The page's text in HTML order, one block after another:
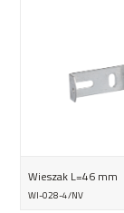
Wieszak L=46 mm
WI-028-4/NV